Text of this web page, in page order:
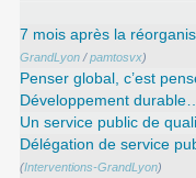
7 mois après la
GrandLyon /pamtosvx)
Penser global, c’est
Développement
Un service public de
Délégation de service
(Interventions-GrandLyon)